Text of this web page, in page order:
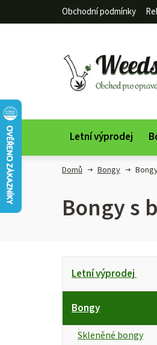
Obchodní podmínky
Letní výprodej
Domů Bongy
Bongy s
P
o
kategorie
K
t
g
Letní výprodej
Bongy
Skleněné bongy